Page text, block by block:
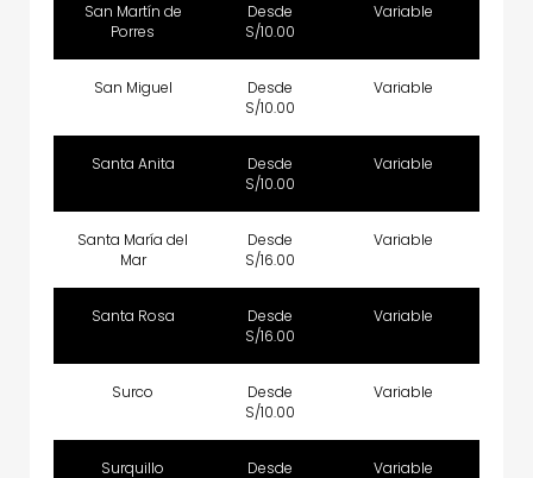
San Martín de
Porres
Desde
S/10.00
Variable
San Miguel
Desde
S/10.00
Variable
Santa Anita
Desde
S/10.00
Variable
Santa María del
Mar
Desde
S/16.00
Variable
Santa Rosa
Desde
S/16.00
Variable
Surco
Desde
S/10.00
Variable
Surquillo
Desde
Variable